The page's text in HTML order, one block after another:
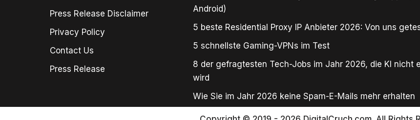
Press Release Disclaimer
Privacy Policy
Contact Us
Press Release
Android)
5 beste Residential Proxy IP Anbieter 2026: Von uns
5 schnellste Gaming-VPNs im Test
8 der gefragtesten Tech-Jobs im Jahr 2026, die KI nicht
wird
Wie Sie im Jahr 2026 keine Spam-E-Mails mehr erhalten